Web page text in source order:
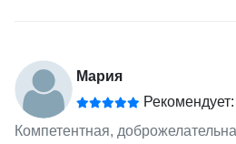
Мария
Компетентная,